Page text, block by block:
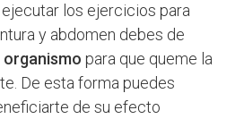
los ejercicios para
y abdomen debes de
para que queme la
De esta forma puedes
de su efecto